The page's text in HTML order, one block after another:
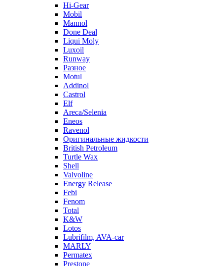
Hi-Gear
Mobil
Mannol
Done Deal
Liqui Moly
Luxoil
Runway
Разное
Motul
Addinol
Castrol
Elf
Areca/Selenia
Eneos
Ravenol
Оригинальные жидкости
British Petroleum
Turtle Wax
Shell
Valvoline
Energy Release
Febi
Fenom
Total
K&W
Lotos
Lubrifilm, AVA-car
MARLY
Permatex
Prestone